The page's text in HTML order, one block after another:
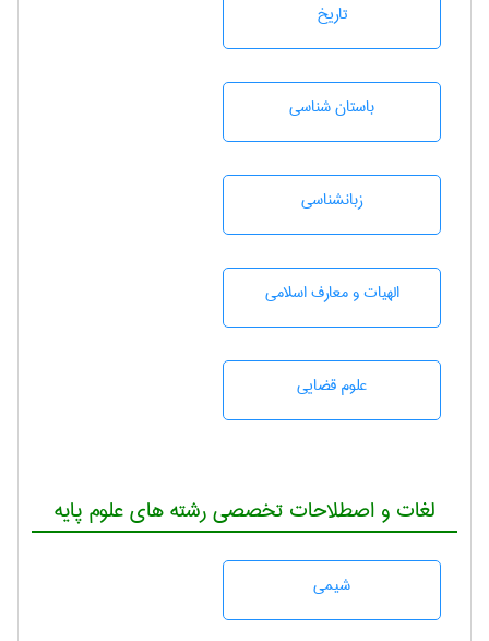
تاريخ
باستان شناسی
زبانشناسی
الهیات و معارف اسلامی
علوم قضایی
لغات و اصطلاحات تخصصی رشته های علوم پایه
شيمی